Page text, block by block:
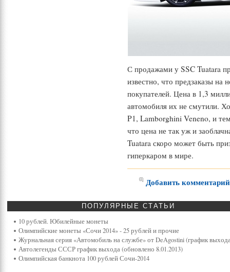
С продажами у SSC Tuatara
известно, что предзаказы на
покупателей. Цена в 1,3
автомобиля их не смутили.
P1, Lamborghini Veneno, и
что цена не так уж и
Tuatara скоро может быть
гиперкаром в мире.
Добавить комментарий
ПОПУЛЯРНЫЕ СТАТЬИ
10 рублей. Юбилейные монеты
Олимпийские монеты «Сочи 2014» - 25 рублей и прочие
Журнальная серия «Автомобиль на службе» от DeAgostini (график
Автолегенды СССР график выхода (обновлено 8.01.2013)
Олимпийская банкнота 100 рублей Сочи-2014